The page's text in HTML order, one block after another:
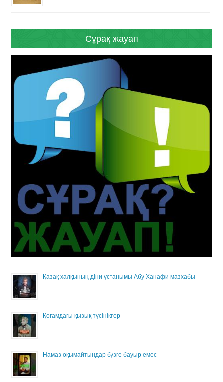
Сұрақ-жауап
Қазақ халқының діни ұстанымы Абу Ханафи мазхабы
Қоғамдағы қызық түсініктер
Намаз оқымайтындар бузге бауыр емес